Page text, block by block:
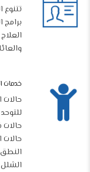
تتنوع
برامج
خدمات
حالات
حالات
حالات